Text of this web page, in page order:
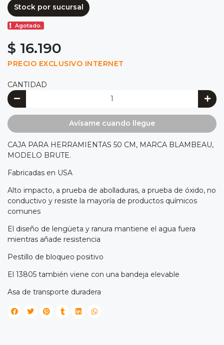
Stock por sucursal
Agotado.
$ 16.190
PRECIO EXCLUSIVO INTERNET
CANTIDAD
Avísame cuando llegue
CAJA PARA HERRAMIENTAS 50 CM, MARCA BLAMBEAU,
MODELO BRUTE.
Fabricadas en USA
Alto impacto, a prueba de abolladuras, a prueba de óxido, no
conductivo y resiste la mayoría de productos químicos
comunes
El diseño de lengüeta y ranura mantiene el agua fuera
mientras añade resistencia
Pestillo de bloqueo positivo
El 13805 también viene con una bandeja elevable
Asa de transporte duradera